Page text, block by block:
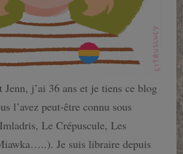
Jenn, j’ai 36 ans et je tiens ce blog
l’avez peut-être connu sous
Le Crépuscule, Les
Je suis libraire depuis